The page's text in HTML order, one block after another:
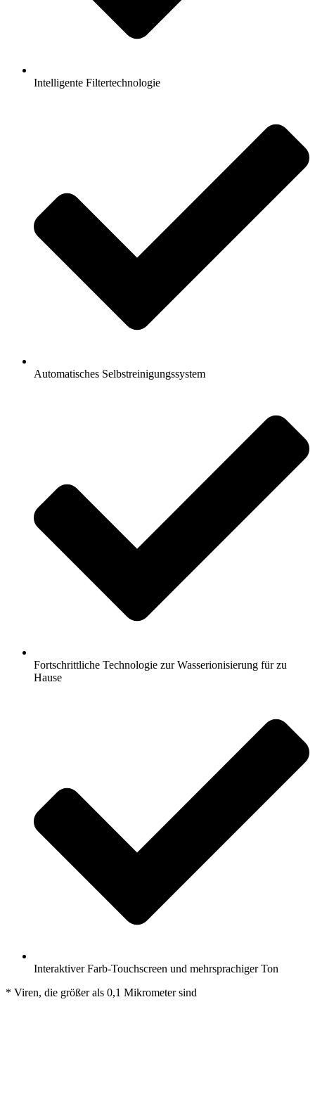
Intelligente Filtertechnologie
Automatisches Selbstreinigungssystem
Fortschrittliche Technologie zur Wasserionisierung für zu
Hause
Interaktiver Farb-Touchscreen und mehrsprachiger Ton
* Viren, die größer als 0,1 Mikrometer sind